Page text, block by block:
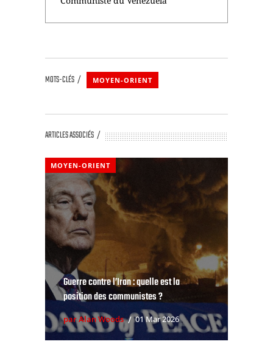
MOTS-CLÉS MOYEN-ORIENT
ARTICLES ASSOCIÉS
MOYEN-ORIENT
Guerre contre l’Iran : quelle est la
position des communistes ?
par Alan Woods 01 Mar 2026